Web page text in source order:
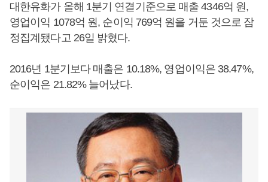
대한유화가 올해 1분기 연결기준으로 매출 4346억 원,
영업이익 1078억 원, 순이익 769억 원을 거둔 것으로 잠
정집계됐다고 26일 밝혔다.
2016년 1분기보다 매출은 10.18%, 영업이익은 38.47%,
순이익은 21.82% 늘어났다.